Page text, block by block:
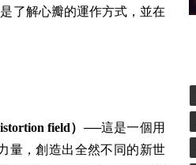
了解心瓣的運作方式，並在
field） ──這是一個用
量，創造出全然不同的新世